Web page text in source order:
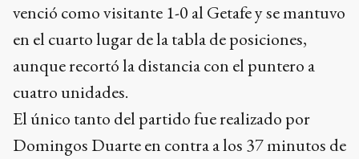
venció como visitante 1-0 al Getafe y se mantuvo
en el cuarto lugar de la tabla de posiciones,
aunque recortó la distancia con el puntero a
cuatro unidades.
El único tanto del partido fue realizado por
Domingos Duarte en contra a los 37 minutos de